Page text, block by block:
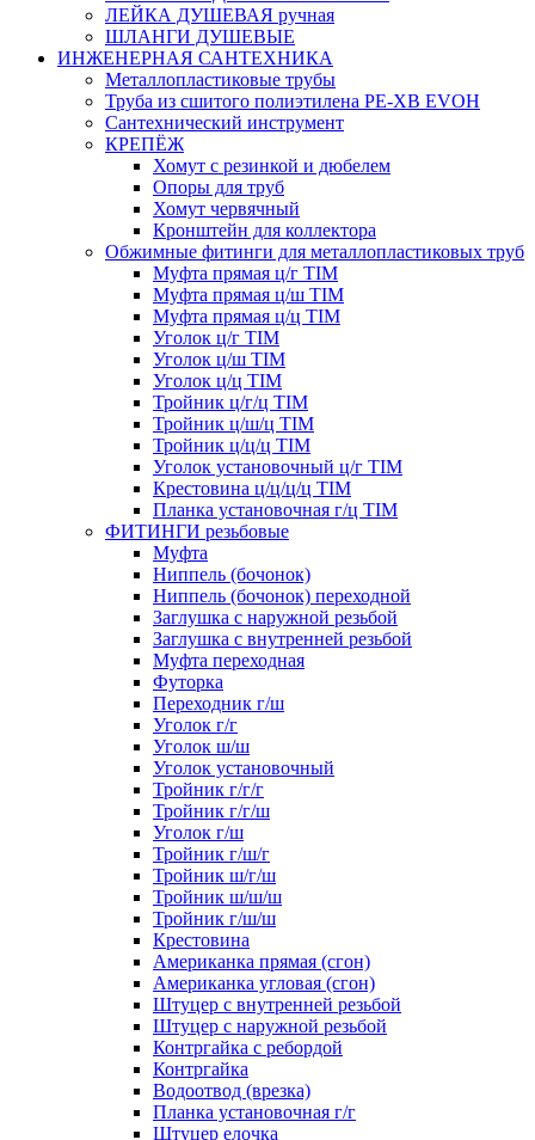
ЛЕЙКА ДУШЕВАЯ ручная
ШЛАНГИ ДУШЕВЫЕ
ИНЖЕНЕРНАЯ САНТЕХНИКА
Металлопластиковые трубы
Труба из сшитого полиэтилена PE-XB EVOH
Сантехнический инструмент
КРЕПЁЖ
Хомут с резинкой и дюбелем
Опоры для труб
Хомут червячный
Кронштейн для коллектора
Обжимные фитинги для металлопластиковых труб
Муфта прямая ц/г TIM
Муфта прямая ц/ш TIM
Муфта прямая ц/ц TIM
Уголок ц/г TIM
Уголок ц/ш TIM
Уголок ц/ц TIM
Тройник ц/г/ц TIM
Тройник ц/ш/ц TIM
Тройник ц/ц/ц TIM
Уголок установочный ц/г TIM
Крестовина ц/ц/ц/ц TIM
Планка установочная г/ц TIM
ФИТИНГИ резьбовые
Муфта
Ниппель (бочонок)
Ниппель (бочонок) переходной
Заглушка с наружной резьбой
Заглушка с внутренней резьбой
Муфта переходная
Футорка
Переходник г/ш
Уголок г/г
Уголок ш/ш
Уголок установочный
Тройник г/г/г
Тройник г/г/ш
Уголок г/ш
Тройник г/ш/г
Тройник ш/г/ш
Тройник ш/ш/ш
Тройник г/ш/ш
Крестовина
Американка прямая (сгон)
Американка угловая (сгон)
Штуцер с внутренней резьбой
Штуцер с наружной резьбой
Контргайка с ребордой
Контргайка
Водоотвод (врезка)
Планка установочная г/г
Штуцер елочка